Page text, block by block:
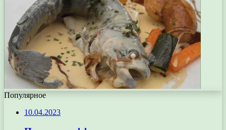
Популярное
10.04.2023